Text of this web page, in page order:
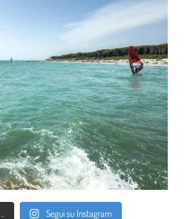
Segui su Instagram